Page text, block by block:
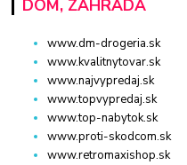
DOM, ZÁHRADA
www.dm-drogeria.sk
www.kvalitnytovar.sk
www.najvypredaj.sk
www.topvypredaj.sk
www.top-nabytok.sk
www.proti-skodcom.sk
www.retromaxishop.sk